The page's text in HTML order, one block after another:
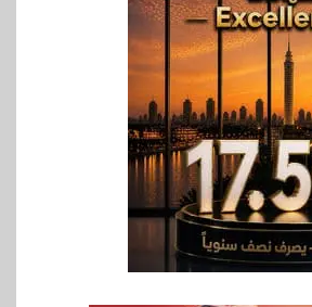
بنوك رياضة
وزير الشباب والرياضة يلتقي
بالرئيس التنفيذي والعضو المنتدب
لبنك saib لبحث تعزيز التعاون
المشترك
اخبار
حماقي يشعل سعادة ساحل في
رأس الحكمة.. وبوسي مفاجأة
الحفل